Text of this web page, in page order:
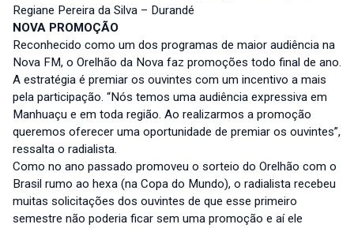
Regiane Pereira da Silva – Durandé
NOVA PROMOÇÃO
Reconhecido como um dos programas de maior audiência na
Nova FM, o Orelhão da Nova faz promoções todo final de ano.
A estratégia é premiar os ouvintes com um incentivo a mais
pela participação. “Nós temos uma audiência expressiva em
Manhuaçu e em toda região. Ao realizarmos a promoção
queremos oferecer uma oportunidade de premiar os ouvintes”,
ressalta o radialista.
Como no ano passado promoveu o sorteio do Orelhão com o
Brasil rumo ao hexa (na Copa do Mundo), o radialista recebeu
muitas solicitações dos ouvintes de que esse primeiro
semestre não poderia ficar sem uma promoção e aí ele